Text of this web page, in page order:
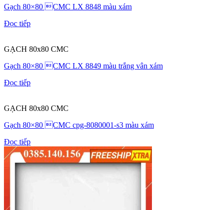
Gạch 80×80 CMC LX 8848 màu xám
Đọc tiếp
GẠCH 80x80 CMC
Gạch 80×80 CMC LX 8849 màu trắng vân xám
Đọc tiếp
GẠCH 80x80 CMC
Gạch 80×80 CMC cpg-8080001-s3 màu xám
Đọc tiếp